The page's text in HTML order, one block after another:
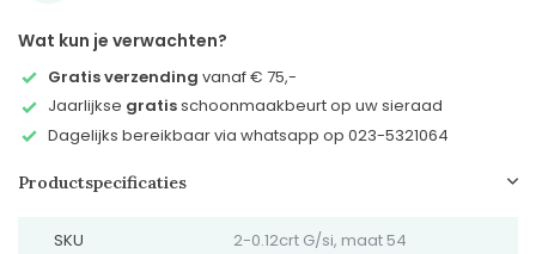
Wat kun je verwachten?
Gratis verzending vanaf € 75,-
Jaarlijkse gratisschoonmaakbeurt op uw sieraad
Dagelijks bereikbaar via whatsapp op 023-5321064
Productspecificaties
SKU 2-0.12crt G/si, maat 54